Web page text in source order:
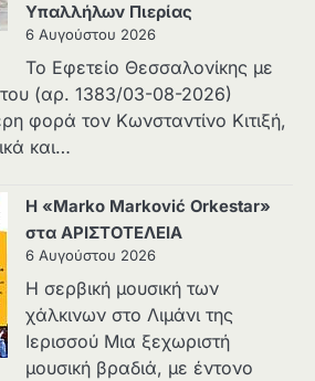
Υπαλλήλων Πιερίας
6 Αυγούστου 2026
Το Εφετείο Θεσσαλονίκης με
(αρ. 1383/03-08-2026)
φορά τον Κωνσταντίνο Κιτιξή,
και…
Η «Marko Marković Orkestar»
στα ΑΡΙΣΤΟΤΕΛΕΙΑ
6 Αυγούστου 2026
Η σερβική μουσική των
χάλκινων στο Λιμάνι της
Ιερισσού Μια ξεχωριστή
μουσική βραδιά, με έντονο